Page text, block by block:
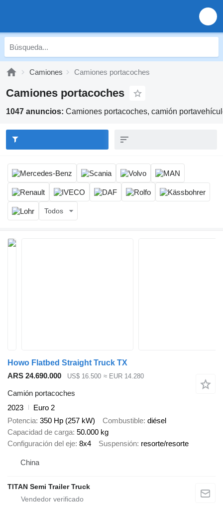
Camiones Camiones portacoches
Camiones portacoches
1047 anuncios: Camiones portacoches, camión
Todos
Howo Flatbed Straight Truck TX
ARS 24.690.000
US$ 16.500 ≈ EUR 14.280
Camión portacoches
2023
Euro 2
Potencia 350 Hp (257 kW) Combustible diésel
Capacidad de carga 50.000 kg
Configuración del eje 8x4 Suspensión resorte/resorte
China
TITAN Semi Trailer Truck